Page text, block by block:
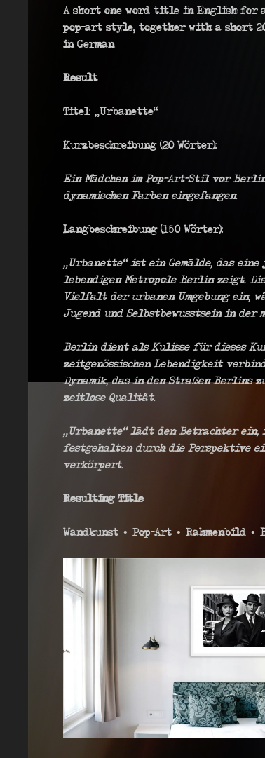
A short one word title in English for
pop-art style, together with a short
in German
Result
Titel: „Urbanette“
Kurzbeschreibung (20 Wörter):
Ein Mädchen im Pop-Art-Stil vor
dynamischen Farben eingefangen.
Langbeschreibung (150 Wörter):
„Urbanette“ ist ein Gemälde, das
lebendigen Metropole Berlin zeigt.
Vielfalt der urbanen Umgebung ein,
Jugend und Selbstbewusstsein in der
Berlin dient als Kulisse für dieses
zeitgenössischen Lebendigkeit
Dynamik, das in den Straßen Berlins
zeitlose Qualität.
„Urbanette“ lädt den Betrachter ein,
festgehalten durch die Perspektive
verkörpert.
Resulting Title
Wandkunst • Pop-Art • Rahmenbild •